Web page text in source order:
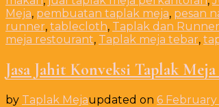
Meja, pembuatan taplak meja, pesan
runner, tablecloth, Taplak dan
meja restourant, Taplak meja tebar,
Jasa Jahit Konveksi Taplak
by Taplak Mejaupdated on 6